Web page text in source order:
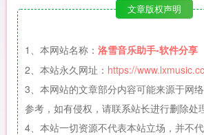
文章版权声明
1、本网站名称： 洛雪音乐助手-软件分享
2、本站永久网址： https://www.lxmusic.cc
3、本网站的文章部分内容可能来源于网
参考，如有侵权，请联系站长进行删除处理
4、本站一切资源不代表本站立场，并不